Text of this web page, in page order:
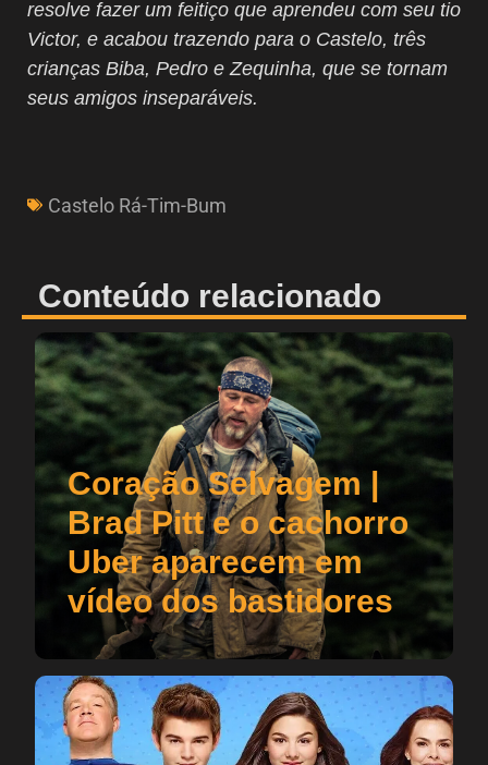
resolve fazer um feitiço que aprendeu com seu tio
Victor, e acabou trazendo para o Castelo, três
crianças Biba, Pedro e Zequinha, que se tornam
seus amigos inseparáveis.
Castelo Rá-Tim-Bum
Conteúdo relacionado
Coração Selvagem |
Brad Pitt e o cachorro
Uber aparecem em
vídeo dos bastidores